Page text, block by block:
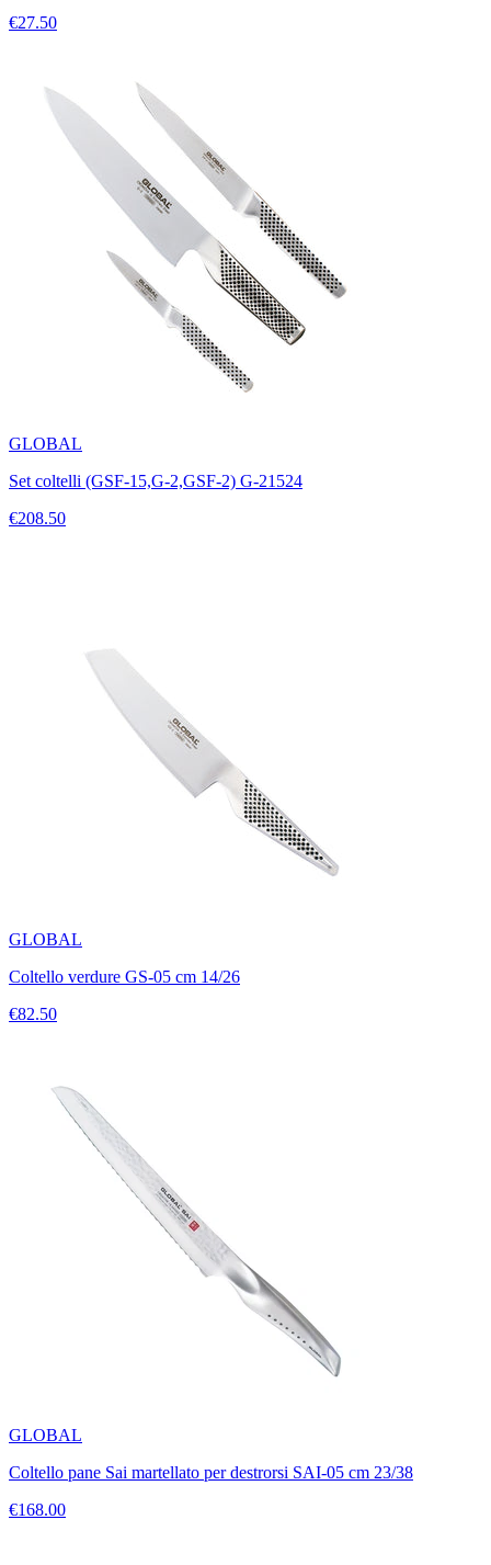
€27.50
GLOBAL
Set coltelli (GSF-15,G-2,GSF-2) G-21524
€208.50
GLOBAL
Coltello verdure GS-05 cm 14/26
€82.50
GLOBAL
Coltello pane Sai martellato per destrorsi SAI-05 cm 23/38
€168.00